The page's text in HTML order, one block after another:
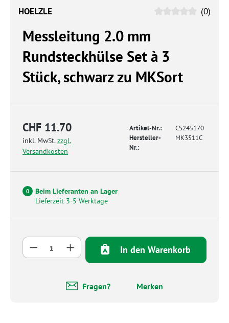
HOELZLE (0)
Messleitung 2.0 mm
Rundsteckhülse Set à 3
Stück, schwarz zu MKSort
CHF 11.70
inkl. MwSt.zzgl.
Versandkosten
Artikel-Nr.:
CS245170
Hersteller-
Nr.:
MK3511C
0
Beim Lieferanten an Lager
Lieferzeit 3-5 Werktage
Produkt Anzahl: Gib den gewünschten
In den Warenkorb
Fragen? Merken